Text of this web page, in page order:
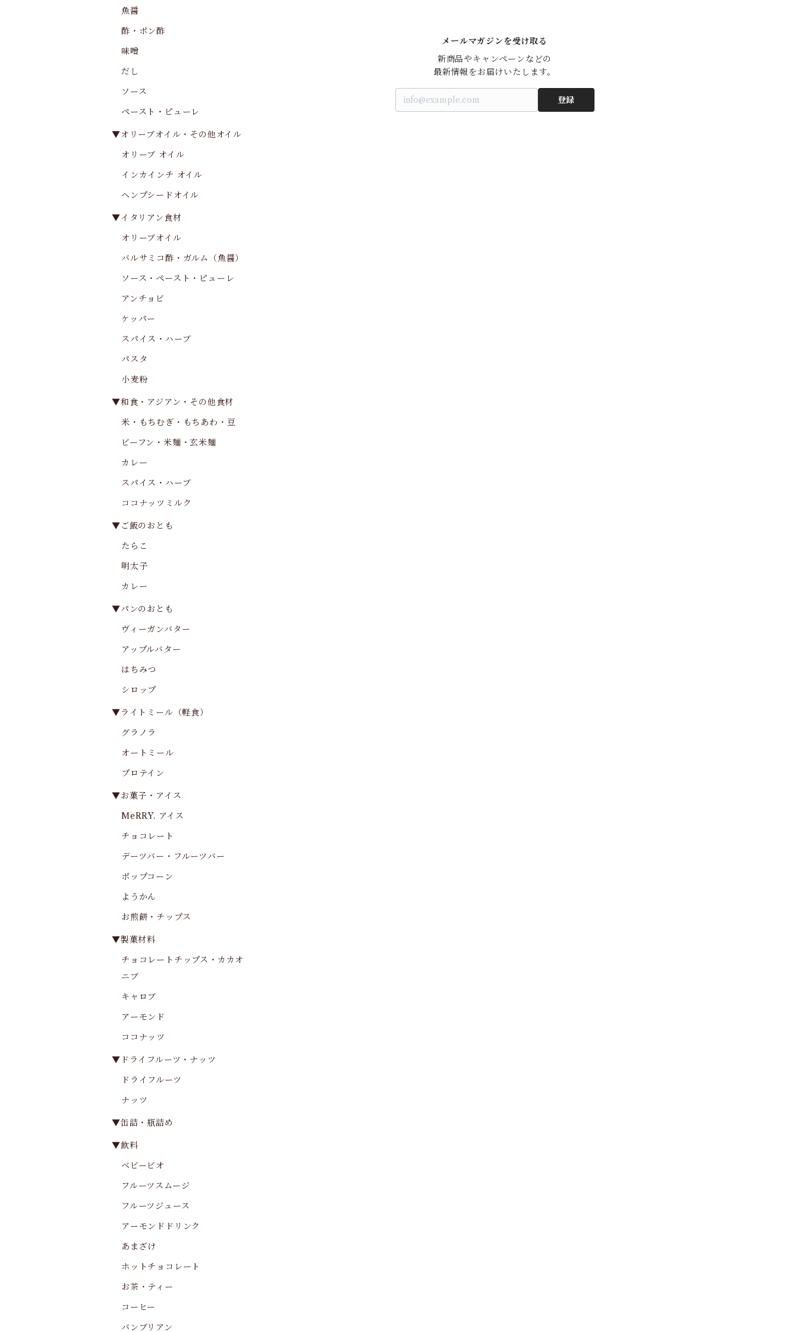
メールマガジンを受け取る
新商品やキャンペーンなどの
最新情報をお届けいたします。
登録
魚醤
酢・ポン酢
味噌
だし
ソース
ペースト・ピューレ
▼オリーブオイル・その他オイル
オリーブ オイル
インカインチ オイル
ヘンプシードオイル
▼イタリアン食材
オリーブオイル
バルサミコ酢・ガルム（魚醤）
ソース・ペースト・ピューレ
アンチョビ
ケッパー
スパイス・ハーブ
パスタ
小麦粉
▼和食・アジアン・その他食材
米・もちむぎ・もちあわ・豆
ビーフン・米麺・玄米麺
カレー
スパイス・ハーブ
ココナッツミルク
▼ご飯のおとも
たらこ
明太子
カレー
▼パンのおとも
ヴィーガンバター
アップルバター
はちみつ
シロップ
▼ライトミール（軽食）
グラノラ
オートミール
プロテイン
▼お菓子・アイス
MeRRY. アイス
チョコレート
デーツバー・フルーツバー
ポップコーン
ようかん
お煎餅・チップス
▼製菓材料
チョコレートチップス・カカオ
ニブ
キャロブ
アーモンド
ココナッツ
▼ドライフルーツ・ナッツ
ドライフルーツ
ナッツ
▼缶詰・瓶詰め
▼飲料
ベビービオ
フルーツスムージ
フルーツジュース
アーモンドドリンク
あまざけ
ホットチョコレート
お茶・ティー
コーヒー
バンブリアン